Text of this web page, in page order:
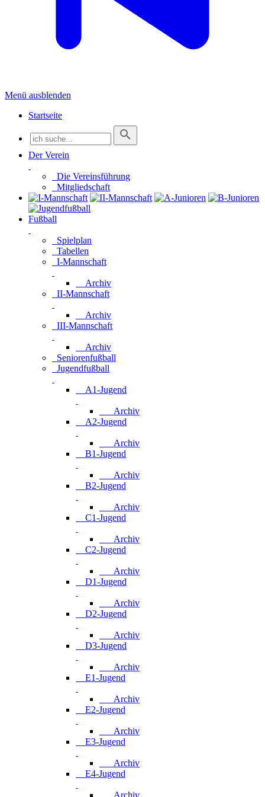
Menü ausblenden
Startseite
Der Verein
Die Vereinsführung
Mitgliedschaft
Fußball
Spielplan
Tabellen
I-Mannschaft
Archiv
II-Mannschaft
Archiv
III-Mannschaft
Archiv
Seniorenfußball
Jugendfußball
A1-Jugend
Archiv
A2-Jugend
Archiv
B1-Jugend
Archiv
B2-Jugend
Archiv
C1-Jugend
Archiv
C2-Jugend
Archiv
D1-Jugend
Archiv
D2-Jugend
Archiv
D3-Jugend
Archiv
E1-Jugend
Archiv
E2-Jugend
Archiv
E3-Jugend
Archiv
E4-Jugend